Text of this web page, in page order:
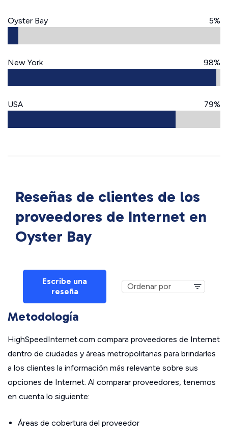
Oyster Bay 5%
New York 98%
USA 79%
Reseñas de clientes de los
proveedores de Internet en
Oyster Bay
Escribe una
reseña
Metodología
HighSpeedInternet.com compara proveedores de Internet
dentro de ciudades y áreas metropolitanas para brindarles
a los clientes la información más relevante sobre sus
opciones de Internet. Al comparar proveedores, tenemos
en cuenta lo siguiente:
Áreas de cobertura del proveedor